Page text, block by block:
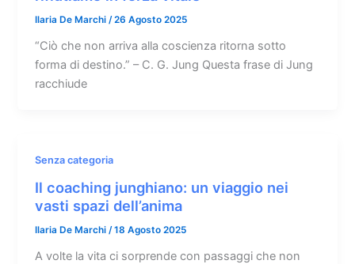
Ilaria De Marchi /26 Agosto 2025
“Ciò che non arriva alla coscienza ritorna sotto
forma di destino.” – C. G. Jung Questa frase di Jung
racchiude
Senza categoria
Il coaching junghiano: un viaggio nei
vasti spazi dell’anima
Ilaria De Marchi/18 Agosto 2025
A volte la vita ci sorprende con passaggi che non